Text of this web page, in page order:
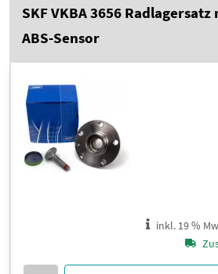
SKF VKBA 3656
ABS-Sensor
inkl. 19 %